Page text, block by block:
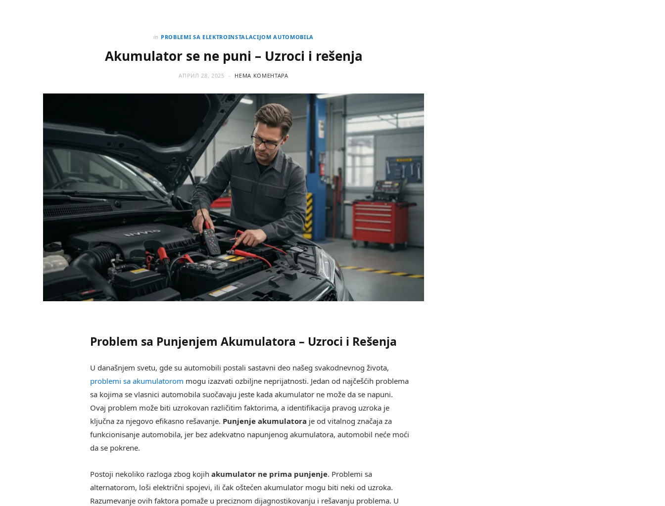
in PROBLEMI SA ELEKTROINSTALACIJOM AUTOMOBILA
Akumulator se ne puni – Uzroci i rešenja
АПРИЛ 28, 2025 НЕМА КОМЕНТАРА
Problem sa Punjenjem Akumulatora – Uzroci i Rešenja
U današnjem svetu, gde su automobili postali sastavni deo našeg svakodnevnog života,
problemi sa akumulatorom mogu izazvati ozbiljne neprijatnosti. Jedan od najčešćih problema
sa kojima se vlasnici automobila suočavaju jeste kada akumulator ne može da se napuni.
Ovaj problem može biti uzrokovan različitim faktorima, a identifikacija pravog uzroka je
ključna za njegovo efikasno rešavanje. Punjenje akumulatora je od vitalnog značaja za
funkcionisanje automobila, jer bez adekvatno napunjenog akumulatora, automobil neće moći
da se pokrene.
Postoji nekoliko razloga zbog kojih akumulator ne prima punjenje. Problemi sa
alternatorom, loši električni spojevi, ili čak oštećen akumulator mogu biti neki od uzroka.
Razumevanje ovih faktora pomaže u preciznom dijagnostikovanju i rešavanju problema. U